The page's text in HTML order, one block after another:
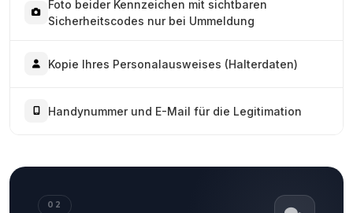
Foto beider Kennzeichen mit sichtbaren
Sicherheitscodes nur bei Ummeldung
Kopie Ihres Personalausweises (Halterdaten)
Handynummer und E-Mail für die Legitimation
02